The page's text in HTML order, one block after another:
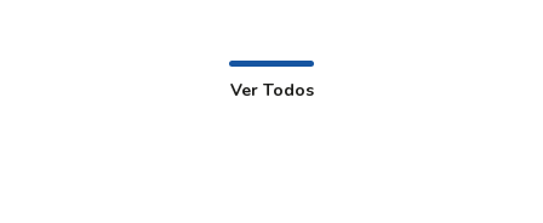
Ver Todos